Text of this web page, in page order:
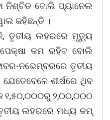
ନିଶ୍ଚିତ ବୋଲି ପ୍ୟାନେଲ
କହିଛନ୍ତି ।
ତୃତୀୟ ଲହରରେ ମୃତ୍ୟୁ
କମ ରହିବ ବୋଲି
ନଭେମ୍ବରରେ ତୃତୀୟ
ଶୀର୍ଷରେ ଥିବ
୧,୫୦,୦୦୦ରୁ ୨,୦୦,୦୦୦
ଲହରରେ ମଧ୍ୟ କମ୍